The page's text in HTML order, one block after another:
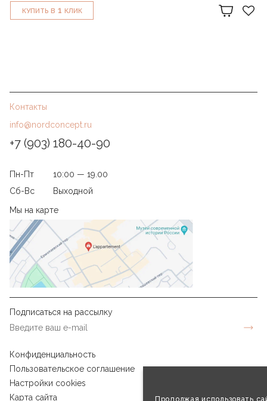
Продолжая использовать
КУПИТЬ В 1 КЛИК
Контакты
info@nordconcept.ru
+7 (903) 180-40-90
Пн-Пт
10:00 — 19.00
Сб-Вс
Выходной
Мы на карте
Подписаться на рассылку
Конфиденциальность
Пользовательское соглашение
Настройки cookies
Карта сайта